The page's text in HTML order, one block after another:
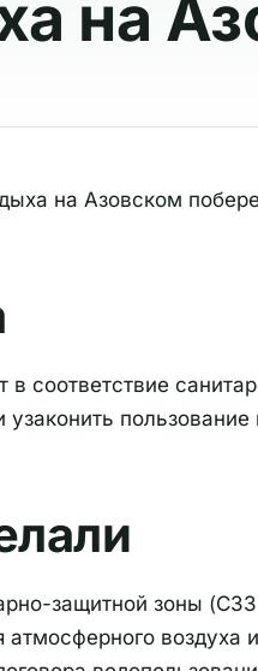
на
на Азовском
в соответствие
узаконить
защитной зоны
атмосферного